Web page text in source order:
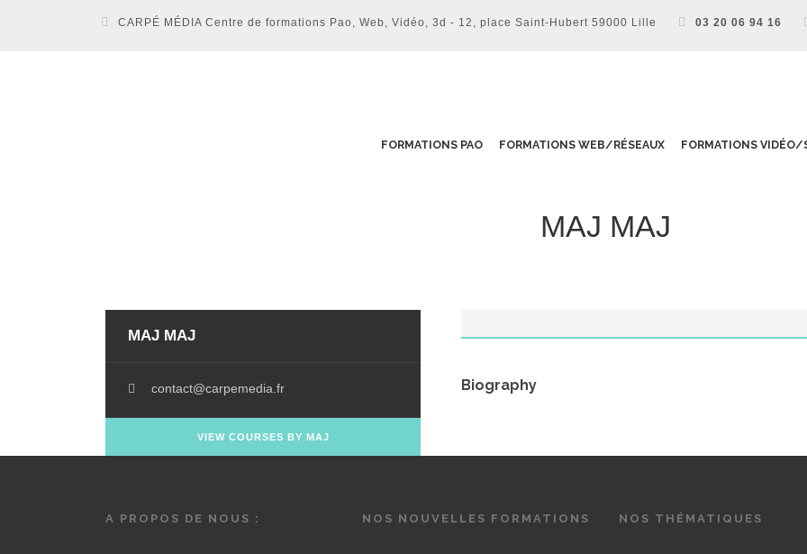
CARPÉ MÉDIA Centre de formations Pao, Web, Vidéo, 3d - 12, place Saint-Hubert 59000 Lille 03 20 06 94 16
FORMATIONS PAO FORMATIONS WEB/RÉSEAUX FORMATIONS VIDÉO/
MAJ MAJ
MAJ MAJ
contact@carpemedia.fr
VIEW COURSES BY MAJ
Biography
A PROPOS DE NOUS : NOS NOUVELLES FORMATIONS NOS THÉMATIQUES